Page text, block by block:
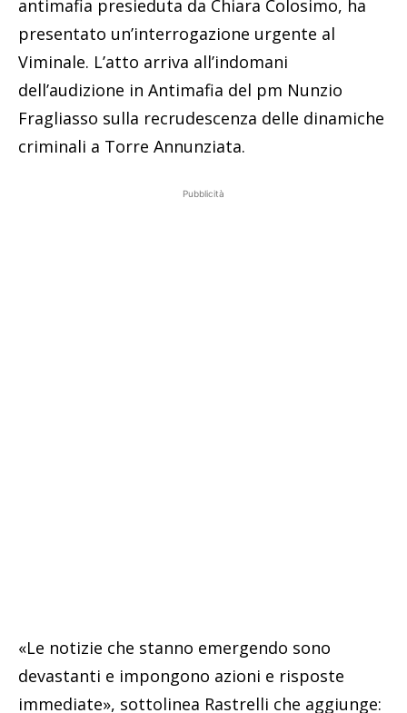
antimafia presieduta da Chiara Colosimo, ha
presentato un’interrogazione urgente al
Viminale. L’atto arriva all’indomani
dell’audizione in Antimafia del pm Nunzio
Fragliasso sulla recrudescenza delle dinamiche
criminali a Torre Annunziata.
Pubblicità
«Le notizie che stanno emergendo sono
devastanti e impongono azioni e risposte
immediate», sottolinea Rastrelli che aggiunge: